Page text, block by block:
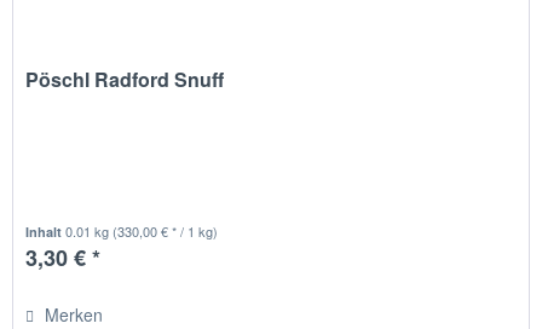
Pöschl Radford Snuff
Inhalt0.01 kg (330,00 € * / 1 kg)
3,30 € *
Merken